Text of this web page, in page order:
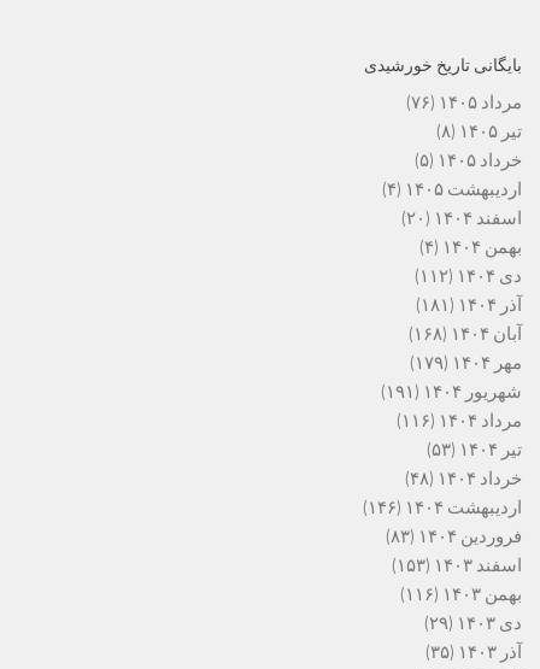
بایگانی تاریخ خورشیدی
مرداد ۱۴۰۵
(۷۶)
تیر ۱۴۰۵
(۸)
خرداد ۱۴۰۵
(۵)
اردیبهشت ۱۴۰۵
(۴)
اسفند ۱۴۰۴
(۲۰)
بهمن ۱۴۰۴
(۴)
دی ۱۴۰۴
(۱۱۲)
آذر ۱۴۰۴
(۱۸۱)
آبان ۱۴۰۴
(۱۶۸)
مهر ۱۴۰۴
(۱۷۹)
شهریور ۱۴۰۴
(۱۹۱)
مرداد ۱۴۰۴
(۱۱۶)
تیر ۱۴۰۴
(۵۳)
خرداد ۱۴۰۴
(۴۸)
اردیبهشت ۱۴۰۴
(۱۴۶)
فروردین ۱۴۰۴
(۸۳)
اسفند ۱۴۰۳
(۱۵۳)
بهمن ۱۴۰۳
(۱۱۶)
دی ۱۴۰۳
(۲۹)
آذر ۱۴۰۳
(۳۵)